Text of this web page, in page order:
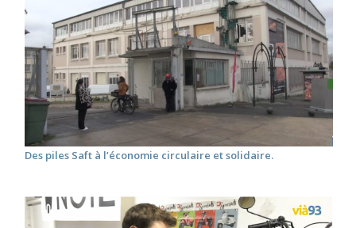
Des piles Saft à l’économie circulaire et solidaire.